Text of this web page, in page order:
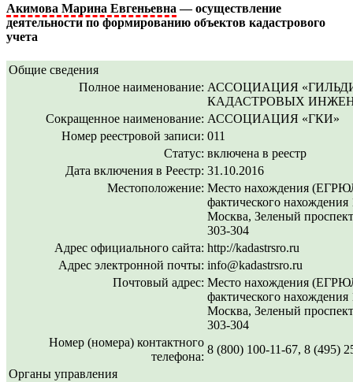
Акимова Марина Евгеньевна — осуществление
деятельности по формированию объектов кадастрового
учета
Общие сведения
Полное наименование: АССОЦИАЦИЯ
КАДАСТРОВЫХ
Сокращенное наименование: АССОЦИАЦИЯ «ГКИ»
Номер реестровой записи: 011
Статус: включена в реестр
Дата включения в Реестр: 31.10.2016
Местоположение: Место нахождения
фактического нахождения
Москва, Зеленый
303-304
Адрес официального сайта: http://kadastrsro.ru
Адрес электронной почты: info@kadastrsro.ru
Почтовый адрес: Место нахождения
фактического нахождения
Москва, Зеленый
303-304
Номер (номера) контактного
телефона:
8 (800) 100-11-67, 8 (495)
Органы управления